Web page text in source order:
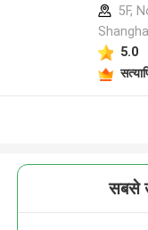
5F,
5.0
सबसे